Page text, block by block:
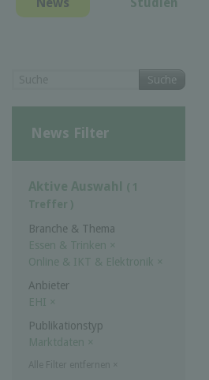
Suche
News Filter
Aktive Auswahl ( 1
Treffer )
Branche & Thema
Essen & Trinken ×
Online & IKT & Elektronik ×
Anbieter
EHI ×
Publikationstyp
Marktdaten ×